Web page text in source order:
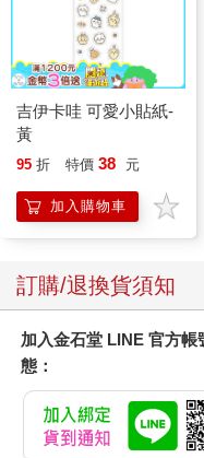
吉伊卡哇 可愛小貼紙-
黃
95 折 特價 38 元
加入購物車
訂購/退換貨須知
加入金石堂 LINE 官方
態：